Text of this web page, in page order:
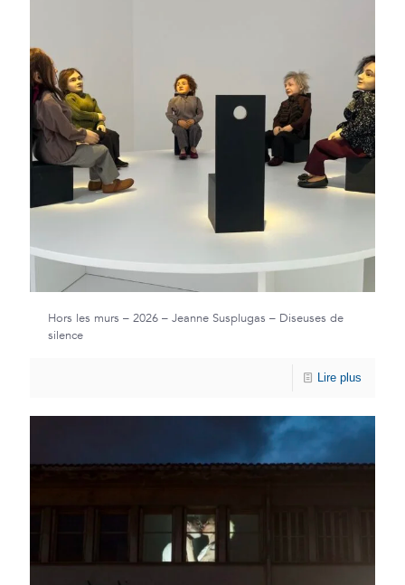
Hors les murs – 2026 – Jeanne Susplugas – Diseuses de
silence
Lire plus